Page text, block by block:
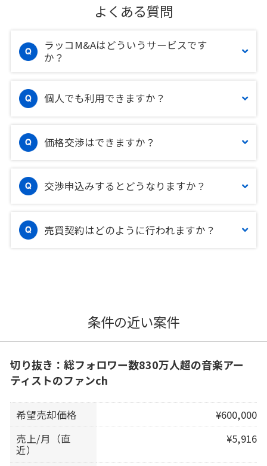
よくある質問
ラッコM&Aはどういうサービスです
か？
個人でも利用できますか？
価格交渉はできますか？
交渉申込みするとどうなりますか？
売買契約はどのように行われますか？
条件の近い案件
切り抜き：総フォロワー数830万人超の音楽アー
ティストのファンch
希望売却価格
¥600,000
売上/月（直
近）
¥5,916